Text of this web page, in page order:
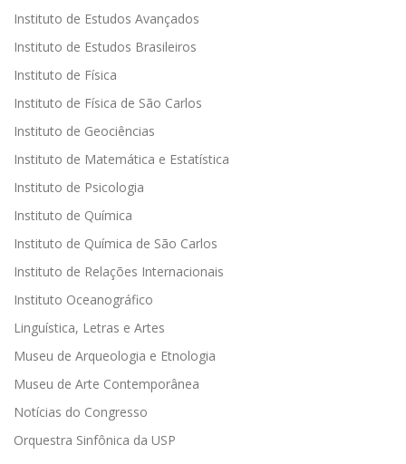
Instituto de Estudos Avançados
Instituto de Estudos Brasileiros
Instituto de Física
Instituto de Física de São Carlos
Instituto de Geociências
Instituto de Matemática e Estatística
Instituto de Psicologia
Instituto de Química
Instituto de Química de São Carlos
Instituto de Relações Internacionais
Instituto Oceanográfico
Linguística, Letras e Artes
Museu de Arqueologia e Etnologia
Museu de Arte Contemporânea
Notícias do Congresso
Orquestra Sinfônica da USP